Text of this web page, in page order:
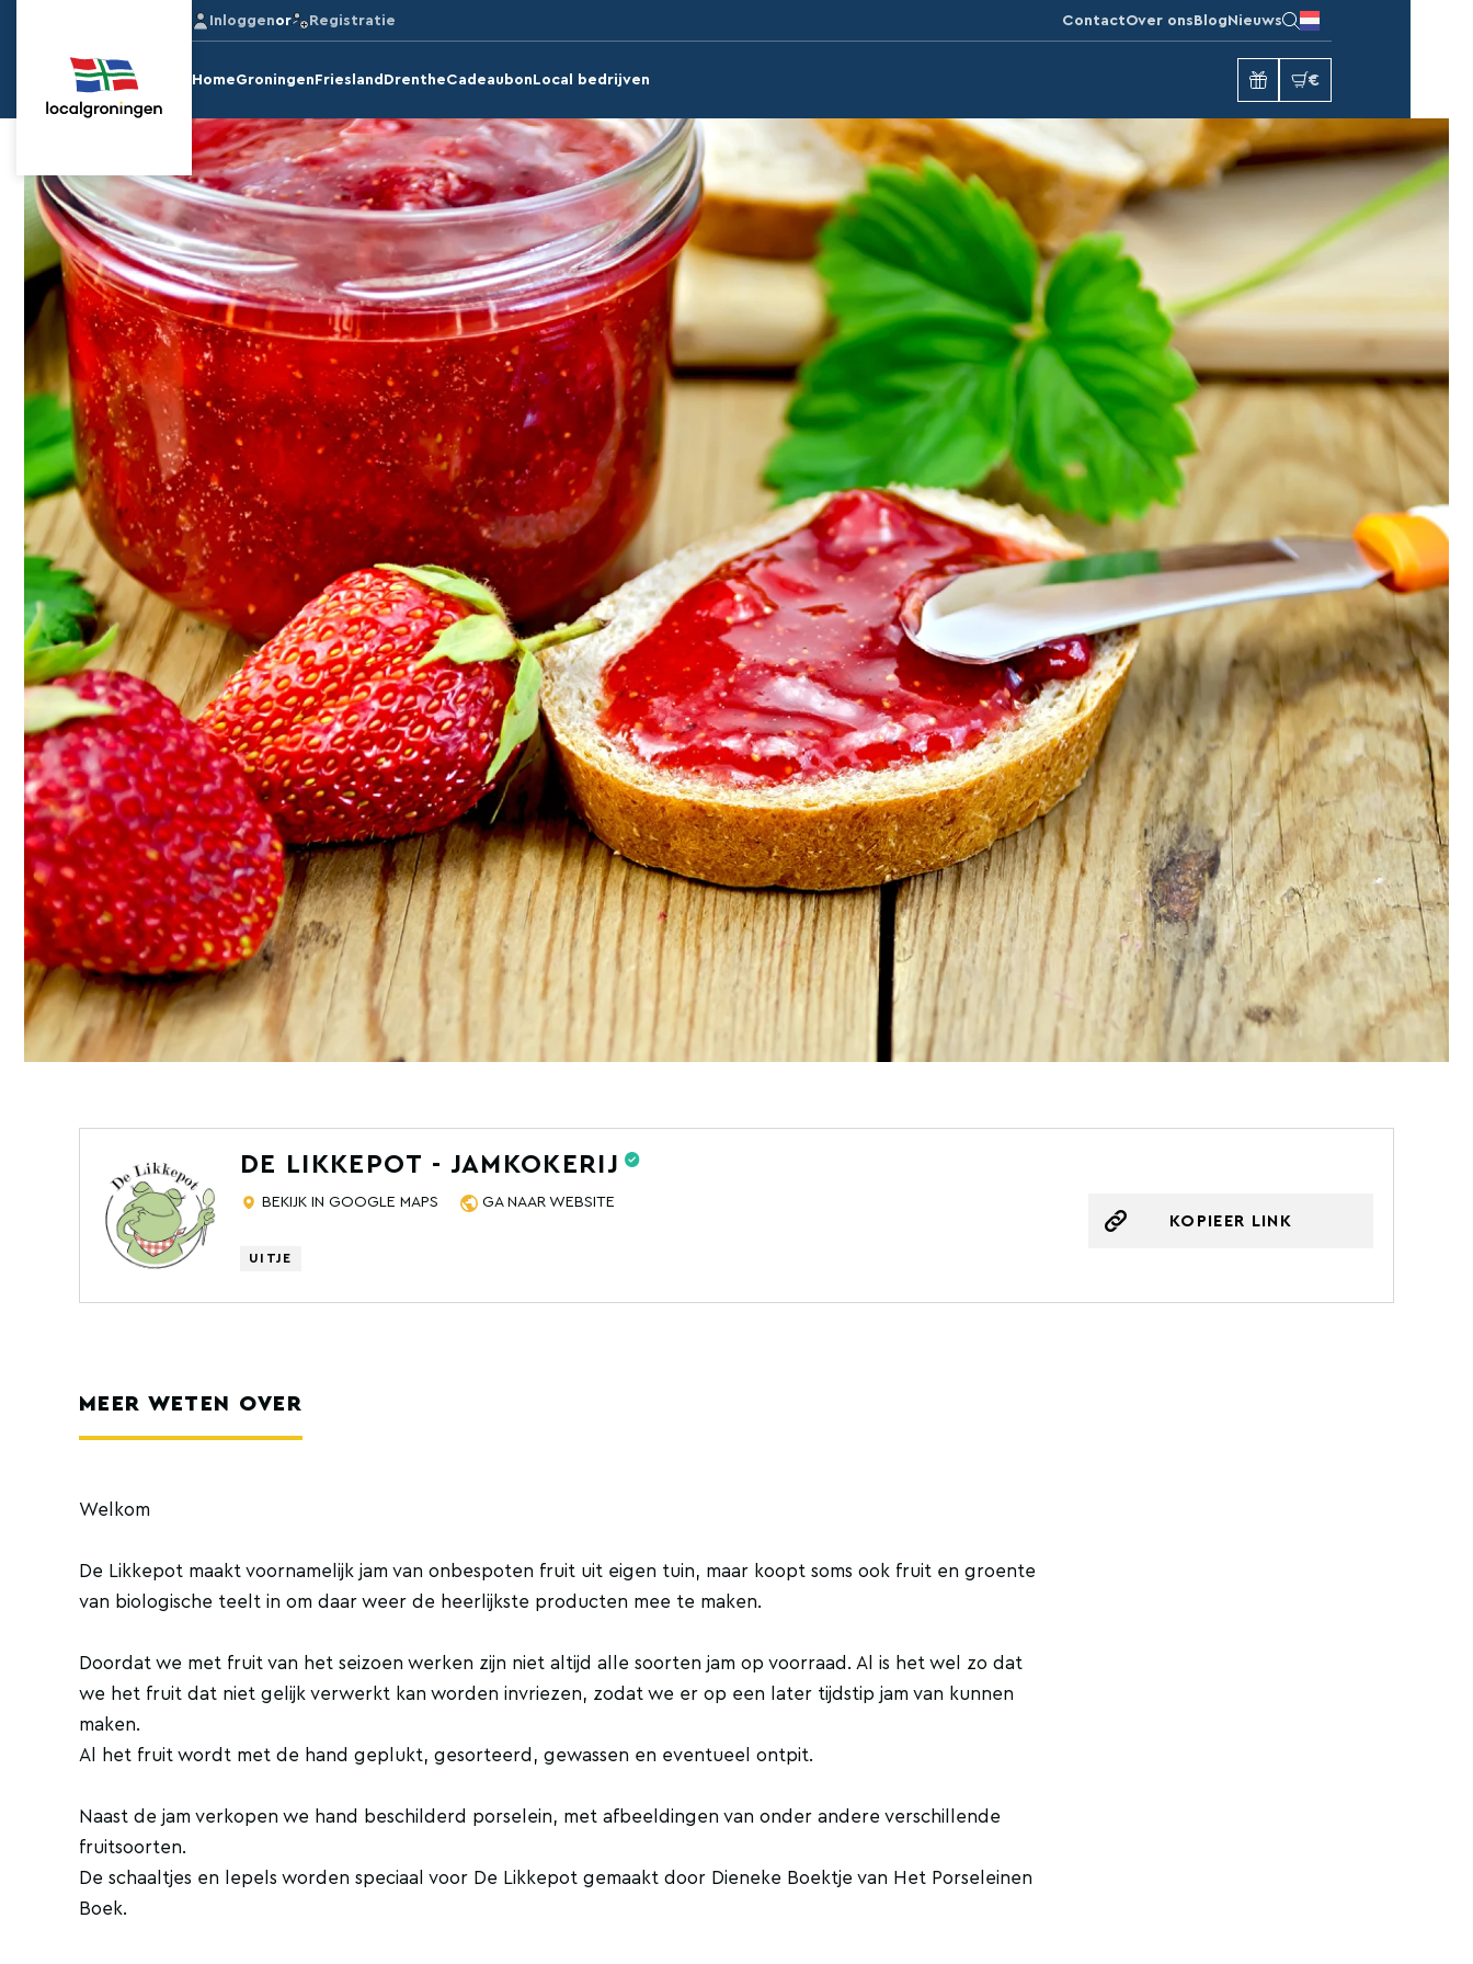
Inloggenor Registratie ContactOver ons Blog Nieuws
HomeGroningen Friesland DrentheCadeaubon Local bedrijven €
DE LIKKEPOT - JAMKOKERIJ
BEKIJK IN GOOGLE MAPS GA NAAR WEBSITE
UITJE
KOPIEER LINK
MEER WETEN OVER
Welkom
De Likkepot maakt voornamelijk jam van onbespoten fruit uit eigen tuin, maar koopt soms ook fruit en groente
van biologische teelt in om daar weer de heerlijkste producten mee te maken.
Doordat we met fruit van het seizoen werken zijn niet altijd alle soorten jam op voorraad. Al is het wel zo dat
we het fruit dat niet gelijk verwerkt kan worden invriezen, zodat we er op een later tijdstip jam van kunnen
maken.
Al het fruit wordt met de hand geplukt, gesorteerd, gewassen en eventueel ontpit.
Naast de jam verkopen we hand beschilderd porselein, met afbeeldingen van onder andere verschillende
fruitsoorten.
De schaaltjes en lepels worden speciaal voor De Likkepot gemaakt door Dieneke Boektje van Het Porseleinen
Boek.